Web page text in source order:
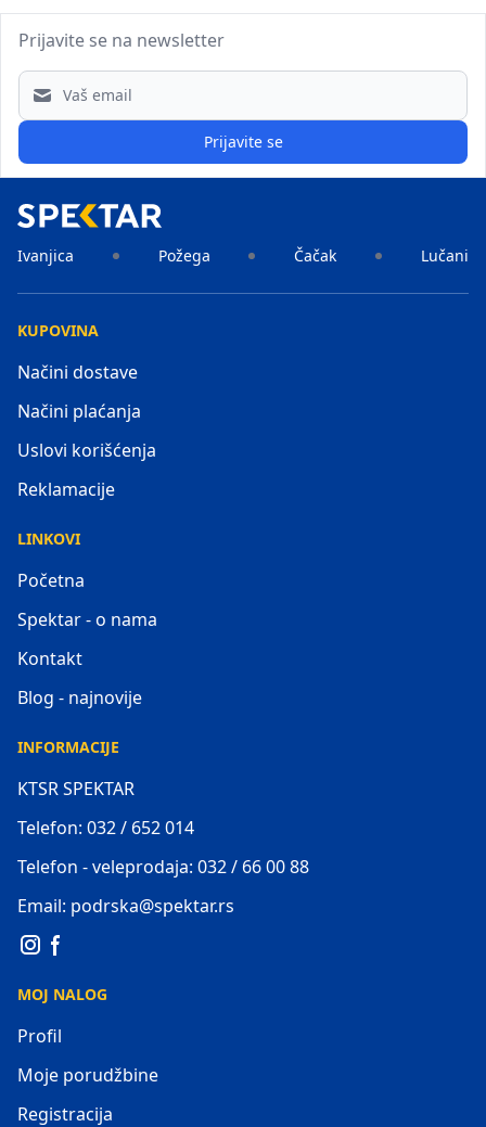
Prijavite se na newsletter
Email address
Prijavite se
Ivanjica Požega Čačak Lučani
KUPOVINA
Načini dostave
Načini plaćanja
Uslovi korišćenja
Reklamacije
LINKOVI
Početna
Spektar - o nama
Kontakt
Blog - najnovije
INFORMACIJE
KTSR SPEKTAR
Telefon: 032 / 652 014
Telefon - veleprodaja: 032 / 66 00 88
Email: podrska@spektar.rs
MOJ NALOG
Profil
Moje porudžbine
Registracija